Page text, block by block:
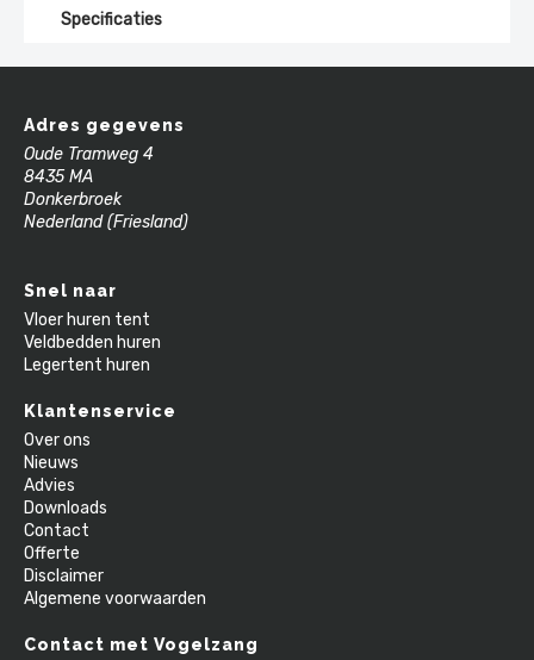
Specificaties
Adres gegevens
Oude Tramweg 4
8435 MA
Donkerbroek
Nederland (Friesland)
Snel naar
Vloer huren tent
Veldbedden huren
Legertent huren
Klantenservice
Over ons
Nieuws
Advies
Downloads
Contact
Offerte
Disclaimer
Algemene voorwaarden
Contact met Vogelzang